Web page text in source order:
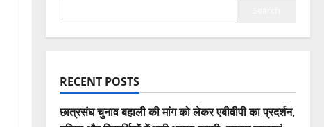
RECENT POSTS
छात्रसंघ चुनाव बहाली की मांग को लेकर एबीवीपी का प्रदर्शन,